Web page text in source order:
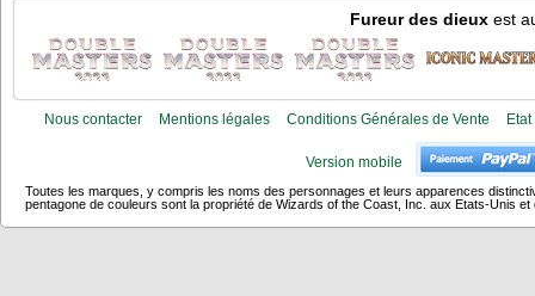
Fureur des dieux est
Nous contacter Mentions légales Conditions Générales de Vente
Version mobile
Toutes les marques, y compris les noms des personnages et leurs apparences
pentagone de couleurs sont la propriété de Wizards of the Coast, Inc. aux Etats-Unis